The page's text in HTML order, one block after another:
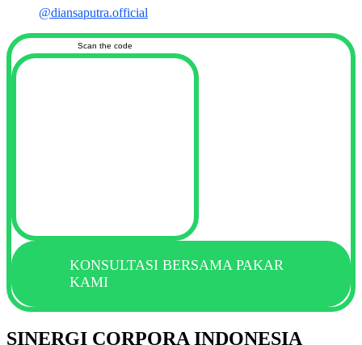
@diansaputra.official
Scan the code
KONSULTASI BERSAMA PAKAR
KAMI
SINERGI CORPORA INDONESIA